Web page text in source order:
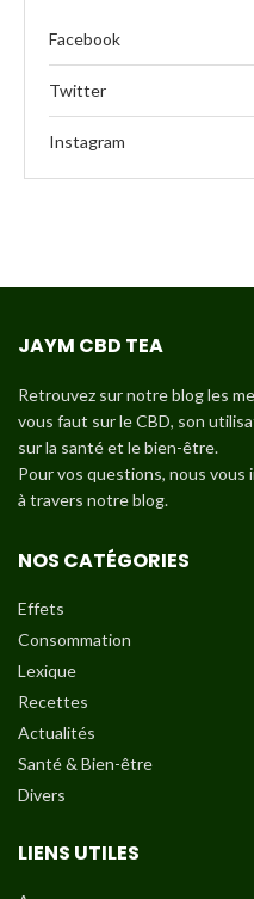
Facebook
Twitter
Instagram
JAYM CBD TEA
Retrouvez sur notre blog les
vous faut sur le CBD, son
sur la santé et le bien-être.
Pour vos questions, nous vous
à travers notre blog.
NOS CATÉGORIES
Effets
Consommation
Lexique
Recettes
Actualités
Santé & Bien-être
Divers
LIENS UTILES